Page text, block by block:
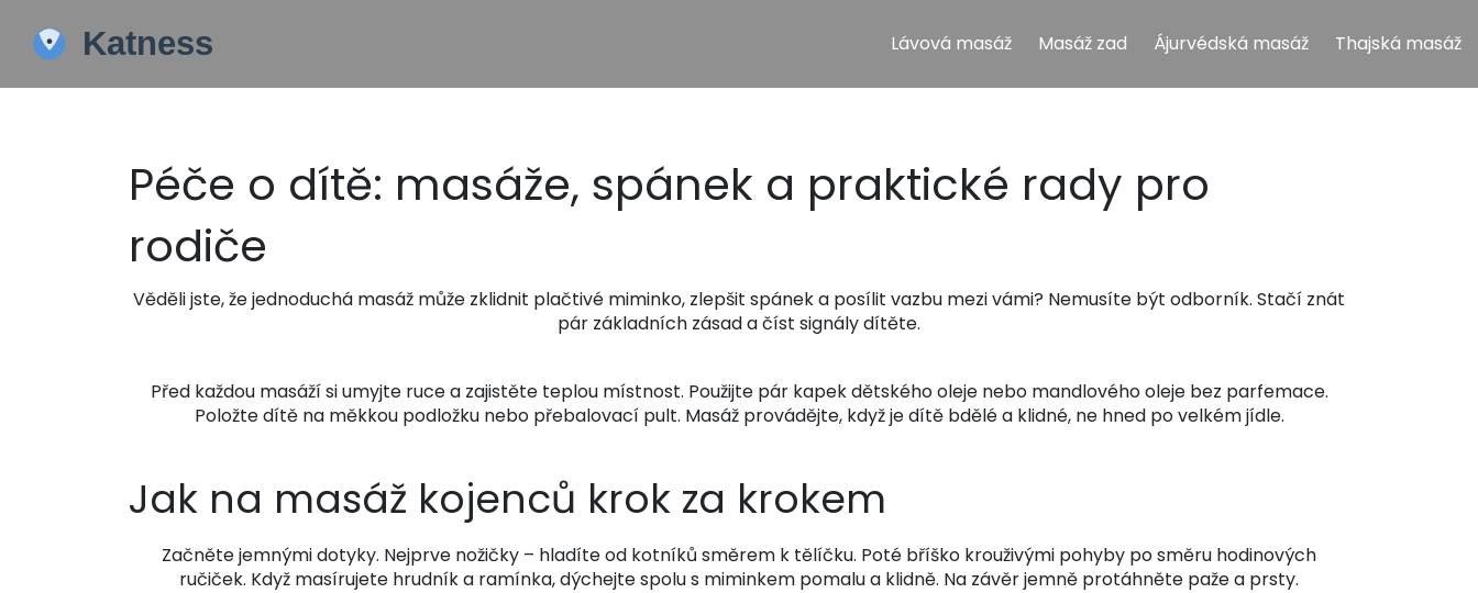
Lávová masáž Masáž zad Ájurvédská masáž Thajská masáž
Péče o dítě: masáže, spánek a praktické rady pro
rodiče
Věděli jste, že jednoduchá masáž může zklidnit plačtivé miminko, zlepšit spánek a posílit vazbu mezi vámi? Nemusíte být odborník. Stačí znát
pár základních zásad a číst signály dítěte.
Před každou masáží si umyjte ruce a zajistěte teplou místnost. Použijte pár kapek dětského oleje nebo mandlového oleje bez parfemace.
Položte dítě na měkkou podložku nebo přebalovací pult. Masáž provádějte, když je dítě bdělé a klidné, ne hned po velkém jídle.
Jak na masáž kojenců krok za krokem
Začněte jemnými dotyky. Nejprve nožičky – hladíte od kotníků směrem k tělíčku. Poté bříško krouživými pohyby po směru hodinových
ručiček. Když masírujete hrudník a ramínka, dýchejte spolu s miminkem pomalu a klidně. Na závěr jemně protáhněte paže a prsty.